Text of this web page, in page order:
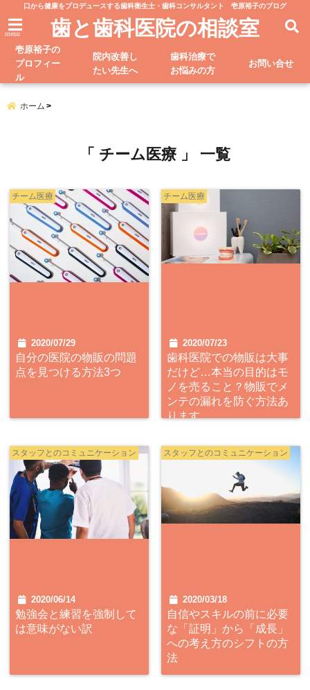
口から健康をプロデュースする歯科衛生士・歯科コンサルタント 壱原裕子のブログ
menu 歯と歯科医院の相談室
壱原裕子の
プロフィー
ル
院内改善し
たい先生へ
歯科治療で
お悩みの方
お問い合せ
ホーム
「 チーム医療 」 一覧
チーム医療
2020/07/29
自分の医院の物販の問題
点を見つける方法3つ
チーム医療
2020/07/23
歯科医院での物販は大事
だけど…本当の目的はモ
ノを売ること？物販でメ
ンテの漏れを防ぐ方法あ
ります
スタッフとのコミュニケーション
2020/06/14
勉強会と練習を強制して
は意味がない訳
スタッフとのコミュニケーション
2020/03/18
自信やスキルの前に必要
な「証明」から「成長」
への考え方のシフトの方
法